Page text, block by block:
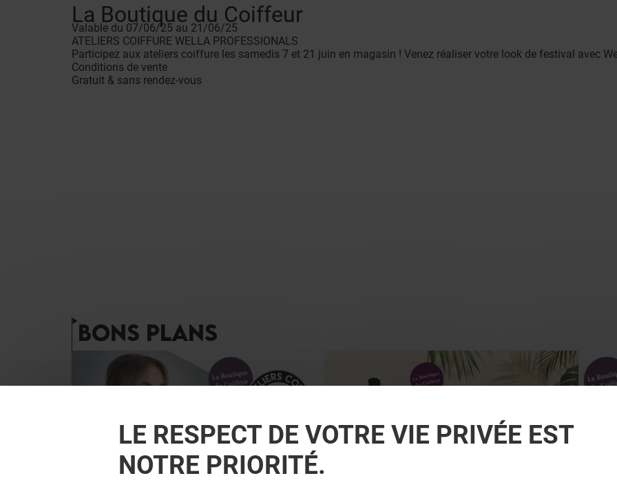
La Boutique du Coiffeur
Valable du 07/06/25 au 21/06/25
ATELIERS COIFFURE WELLA PROFESSIONALS
Participez aux ateliers coiffure les samedis 7 et 21 juin en magasin ! Venez réaliser votre look de festival avec
Conditions de vente
Gratuit & sans rendez-vous
BONS PLANS
LE RESPECT DE VOTRE VIE PRIVÉE EST
NOTRE PRIORITÉ.